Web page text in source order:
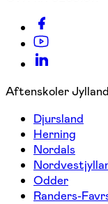
Aftenskoler Jylland
Djursland
Herning
Nordals
Odder
Randers-